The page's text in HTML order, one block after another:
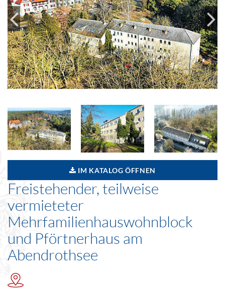
IM KATALOG ÖFFNEN
Freistehender, teilweise
vermieteter
Mehrfamilienhauswohnblock
und Pförtnerhaus am
Abendrothsee